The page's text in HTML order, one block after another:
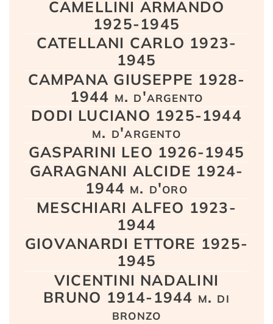
CAMELLINI ARMANDO
1925-1945
CATELLANI CARLO 1923-
1945
CAMPANA GIUSEPPE 1928-
1944 m. d'argento
DODI LUCIANO 1925-1944
m. d'argento
GASPARINI LEO 1926-1945
GARAGNANI ALCIDE 1924-
1944 m. d'oro
MESCHIARI ALFEO 1923-
1944
GIOVANARDI ETTORE 1925-
1945
VICENTINI NADALINI
BRUNO 1914-1944 m. di
bronzo